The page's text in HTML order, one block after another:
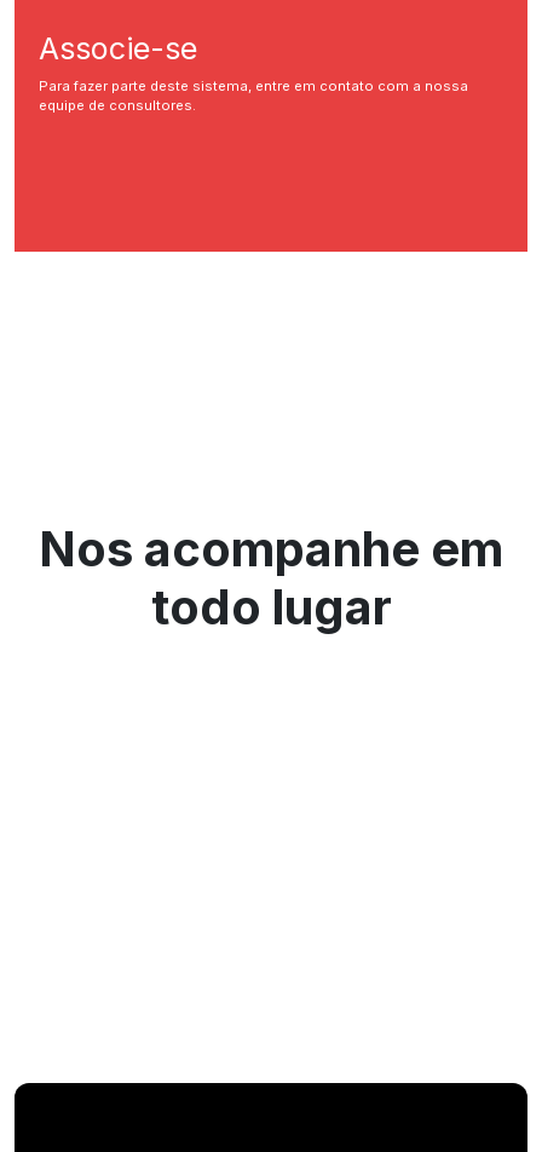
Associe-se
Para fazer parte deste sistema, entre em contato com a nossa
equipe de consultores.
Nos acompanhe em
todo lugar